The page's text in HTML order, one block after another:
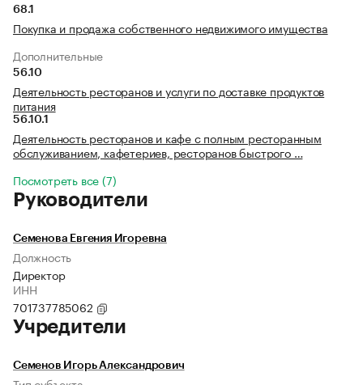
68.1
Покупка и продажа собственного недвижимого имущества
Дополнительные
56.10
Деятельность ресторанов и услуги по доставке продуктов
питания
56.10.1
Деятельность ресторанов и кафе с полным ресторанным
обслуживанием, кафетериев, ресторанов быстрого …
Посмотреть все (7)
Руководители
Семенова Евгения Игоревна
Должность
Директор
ИНН
701737785062
Учредители
Семенов Игорь Александрович